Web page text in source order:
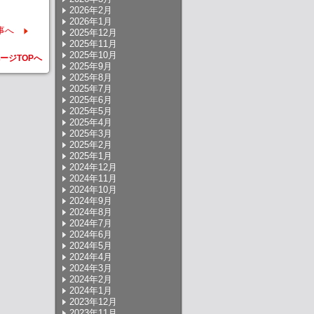
へ
ジTOPへ
2026年2月
2026年1月
2025年12月
2025年11月
2025年10月
2025年9月
2025年8月
2025年7月
2025年6月
2025年5月
2025年4月
2025年3月
2025年2月
2025年1月
2024年12月
2024年11月
2024年10月
2024年9月
2024年8月
2024年7月
2024年6月
2024年5月
2024年4月
2024年3月
2024年2月
2024年1月
2023年12月